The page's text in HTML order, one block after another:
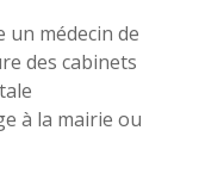
médecin de
des cabinets
à la mairie ou